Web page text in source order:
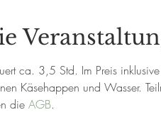
ca. 3,5 Std. Im Preis
Käsehappen und Wasser.
die AGB.